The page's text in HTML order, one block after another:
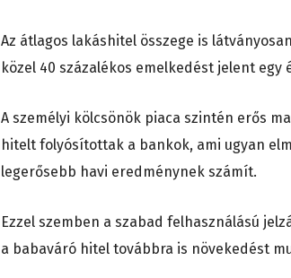
Az átlagos lakáshitel összege is
közel 40 százalékos emelkedést jelent egy
A személyi kölcsönök piaca szintén erős
hitelt folyósítottak a bankok, ami ugyan
legerősebb havi eredménynek számít.
Ezzel szemben a szabad felhasználású
a babaváró hitel továbbra is növekedést